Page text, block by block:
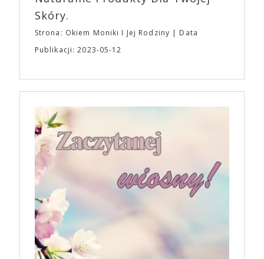
Skóry.
Strona: Okiem Moniki I Jej Rodziny
Data
Publikacji: 2023-05-12